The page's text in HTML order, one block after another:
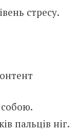
стресу.
пальців ніг.